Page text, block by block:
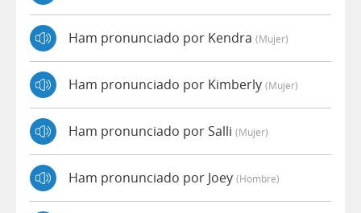
Ham pronunciado por Kendra (mujer)
Ham pronunciado por Kimberly (mujer)
Ham pronunciado por Salli (mujer)
Ham pronunciado por Joey (hombre)